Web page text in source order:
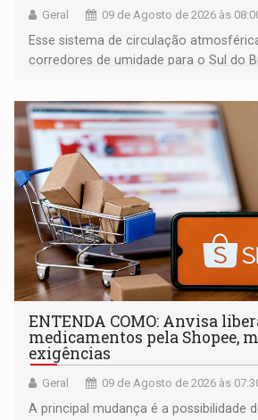
Geral 09 de Agosto de 2026 às
Esse sistema de circulação
corredores de umidade para o Sul do
ENTENDA COMO: Anvisa
medicamentos pela Shopee,
exigências
Geral 09 de Agosto de 2026 às
A principal mudança é a possibilidade